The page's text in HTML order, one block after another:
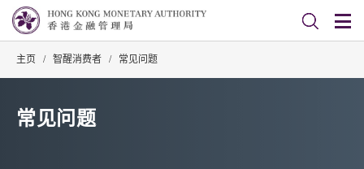
主页 / 智醒消费者 / 常见问题
常见问题